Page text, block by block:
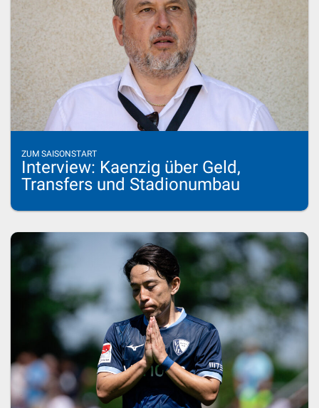
ZUM SAISONSTART
Interview: Kaenzig über Geld,
Transfers und Stadionumbau